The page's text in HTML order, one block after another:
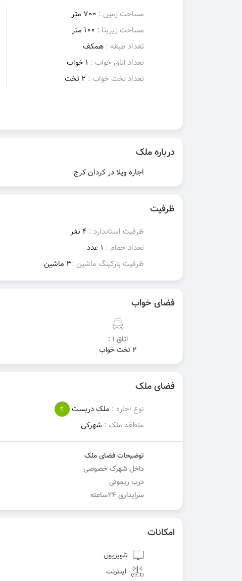
مساحت زمین : 700 متر
مساحت زیربنا : 100 متر
تعداد طبقه : همکف
تعداد اتاق خواب : 1 خواب
تعداد تخت خواب : 2 تخت
درباره ملک
اجاره ویلا در کردان کرج
ظرفیت
ظرفیت استاندارد : 4 نفر
تعداد حمام : 1 عدد
ظرفیت پارکینگ ماشین :3 ماشین
فضای خواب
اتاق 1 :
2 تخت خواب
فضای ملک
نوع اجاره : ملک دربست ؟
منطقه ملک : شهرکی
توضیحات فضای ملک
داخل شهرک خصوصی
درب ریموتی
سرایداری ۲۴ساعته
امکانات
تلویزیون
اینترنت